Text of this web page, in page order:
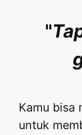
"
Kamu bisa
untuk